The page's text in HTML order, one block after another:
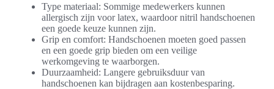
Type materiaal: Sommige medewerkers kunnen
allergisch zijn voor latex, waardoor nitril handschoenen
een goede keuze kunnen zijn.
Grip en comfort: Handschoenen moeten goed passen
en een goede grip bieden om een veilige
werkomgeving te waarborgen.
Duurzaamheid: Langere gebruiksduur van
handschoenen kan bijdragen aan kostenbesparing.